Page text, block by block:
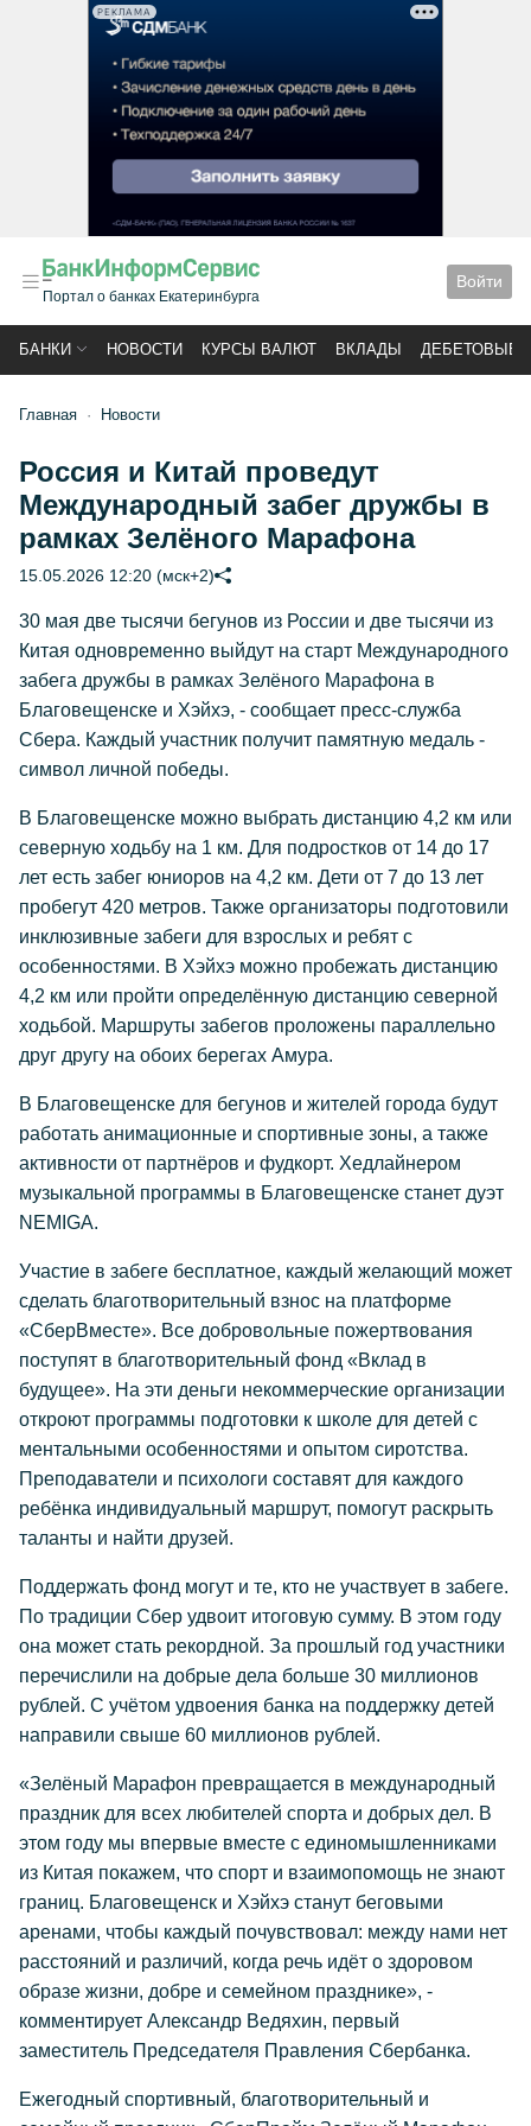
РЕКЛАМА
Портал о банках Екатеринбурга
Войти
БАНКИ НОВОСТИ КУРСЫ ВАЛЮТ ВКЛАДЫ ДЕБЕТОВЫЕ
Главная Новости
Россия и Китай проведут
Международный забег дружбы в
рамках Зелёного Марафона
15.05.2026 12:20 (мск+2)
30 мая две тысячи бегунов из России и две тысячи из
Китая одновременно выйдут на старт Международного
забега дружбы в рамках Зелёного Марафона в
Благовещенске и Хэйхэ, - сообщает пресс-служба
Сбера. Каждый участник получит памятную медаль -
символ личной победы.
В Благовещенске можно выбрать дистанцию 4,2 км или
северную ходьбу на 1 км. Для подростков от 14 до 17
лет есть забег юниоров на 4,2 км. Дети от 7 до 13 лет
пробегут 420 метров. Также организаторы подготовили
инклюзивные забеги для взрослых и ребят с
особенностями. В Хэйхэ можно пробежать дистанцию
4,2 км или пройти определённую дистанцию северной
ходьбой. Маршруты забегов проложены параллельно
друг другу на обоих берегах Амура.
В Благовещенске для бегунов и жителей города будут
работать анимационные и спортивные зоны, а также
активности от партнёров и фудкорт. Хедлайнером
музыкальной программы в Благовещенске станет дуэт
NEMIGA.
Участие в забеге бесплатное, каждый желающий может
сделать благотворительный взнос на платформе
«СберВместе». Все добровольные пожертвования
поступят в благотворительный фонд «Вклад в
будущее». На эти деньги некоммерческие организации
откроют программы подготовки к школе для детей с
ментальными особенностями и опытом сиротства.
Преподаватели и психологи составят для каждого
ребёнка индивидуальный маршрут, помогут раскрыть
таланты и найти друзей.
Поддержать фонд могут и те, кто не участвует в забеге.
По традиции Сбер удвоит итоговую сумму. В этом году
она может стать рекордной. За прошлый год участники
перечислили на добрые дела больше 30 миллионов
рублей. С учётом удвоения банка на поддержку детей
направили свыше 60 миллионов рублей.
«Зелёный Марафон превращается в международный
праздник для всех любителей спорта и добрых дел. В
этом году мы впервые вместе с единомышленниками
из Китая покажем, что спорт и взаимопомощь не знают
границ. Благовещенск и Хэйхэ станут беговыми
аренами, чтобы каждый почувствовал: между нами нет
расстояний и различий, когда речь идёт о здоровом
образе жизни, добре и семейном празднике», -
комментирует Александр Ведяхин, первый
заместитель Председателя Правления Сбербанка.
Ежегодный спортивный, благотворительный и